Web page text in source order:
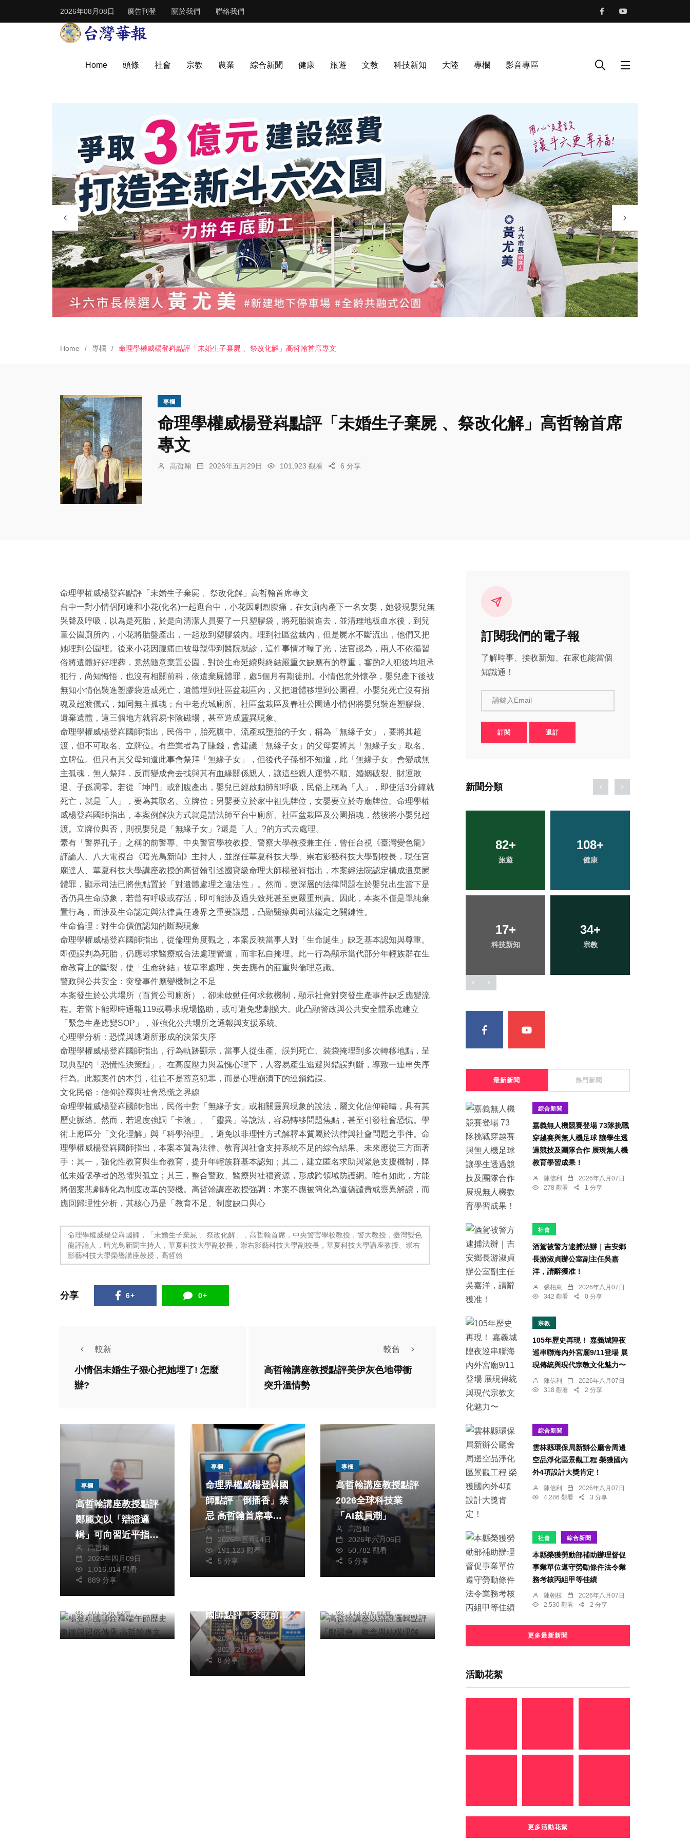
2026年08月08日 廣告刊登 關於我們 聯絡我們
Home 頭條 社會 宗教 農業 綜合新聞 健康 旅遊 文教 科技新知 大陸 專欄 影音專區
Home 專欄 命理學權威楊登嵙點評「未婚生子棄屍 、祭改化解」高哲翰首席專文
專欄
命理學權威楊登嵙點評「未婚生子棄屍 、祭改化解」高哲翰首席
專文
高哲翰 2026年五月29日 101,923 觀看 6 分享
命理學權威楊登嵙點評「未婚生子棄屍 、祭改化解」高哲翰首席專文
台中一對小情侶阿達和小花(化名)一起逛台中，小花因劇烈腹痛，在女廁內產下一名女嬰，她發現嬰兒無
哭聲及呼吸，以為是死胎，於是向清潔人員要了一只塑膠袋，將死胎裝進去，並清理地板血水後，到兒
童公園廁所內，小花將胎盤產出，一起放到塑膠袋內。埋到社區盆栽內，但是屍水不斷流出，他們又把
她埋到公園裡。後來小花因腹痛由被母親帶到醫院就診，這件事情才曝了光，法官認為，兩人不依循習
俗將遺體好好埋葬，竟然隨意棄置公園，對於生命延續與終結嚴重欠缺應有的尊重，審酌2人犯後均坦承
犯行，尚知悔悟，也沒有相關前科，依遺棄屍體罪，處5個月有期徒刑。小情侶意外懷孕，嬰兒產下後被
無知小情侶裝進塑膠袋造成死亡，遺體埋到社區盆栽區內，又把遺體移埋到公園裡。小嬰兒死亡沒有招
魂及超渡儀式，如同無主孤魂；台中老虎城廁所、社區盆栽區及春社公園遭小情侶將嬰兒裝進塑膠袋、
遺棄遺體，這三個地方就容易卡陰磁場，甚至造成靈異現象。
命理學權威楊登嵙國師指出，民俗中，胎死腹中、流產或墮胎的子女，稱為「無緣子女」，要將其超
渡，但不可取名、立牌位。有些業者為了賺錢，會建議「無緣子女」的父母要將其「無緣子女」取名、
立牌位。但只有其父母知道此事會祭拜「無緣子女」，但後代子孫都不知道，此「無緣子女」會變成無
主孤魂，無人祭拜，反而變成會去找與其有血緣關係親人，讓這些親人運勢不順、婚姻破裂、財運敗
退、子孫凋零。若從「坤門」或剖腹產出，嬰兒已經啟動肺部呼吸，民俗上稱為「人」，即使活3分鐘就
死亡，就是「人」，要為其取名、立牌位；男嬰要立於家中祖先牌位，女嬰要立於寺廟牌位。命理學權
威楊登嵙國師指出，本案例解決方式就是請法師至台中廁所、社區盆栽區及公園招魂，然後將小嬰兒超
渡。立牌位與否，則視嬰兒是「無緣子女」?還是「人」?的方式去處理。
素有「警界孔子」之稱的前警專、中央警官學校教授、警察大學教授兼主任，曾任台視《臺灣變色龍》
評論人、八大電視台《暗光鳥新聞》主持人，並歷任華夏科技大學、崇右影藝科技大學副校長，現任宮
廟達人、華夏科技大學講座教授的高哲翰引述國寶級命理大師楊登嵙指出，本案經法院認定構成遺棄屍
體罪，顯示司法已將焦點置於「對遺體處理之違法性」。然而，更深層的法律問題在於嬰兒出生當下是
否仍具生命跡象，若曾有呼吸或存活，即可能涉及過失致死甚至更嚴重刑責。因此，本案不僅是單純棄
置行為，而涉及生命認定與法律責任邊界之重要議題，凸顯醫療與司法鑑定之關鍵性。
生命倫理：對生命價值認知的斷裂現象
命理學權威楊登嵙國師指出，從倫理角度觀之，本案反映當事人對「生命誕生」缺乏基本認知與尊重。
即便誤判為死胎，仍應尋求醫療或合法處理管道，而非私自掩埋。此一行為顯示當代部分年輕族群在生
命教育上的斷裂，使「生命終結」被草率處理，失去應有的莊重與倫理意識。
警政與公共安全：突發事件應變機制之不足
本案發生於公共場所（百貨公司廁所），卻未啟動任何求救機制，顯示社會對突發生產事件缺乏應變流
程。若當下能即時通報119或尋求現場協助，或可避免悲劇擴大。此凸顯警政與公共安全體系應建立
「緊急生產應變SOP」，並強化公共場所之通報與支援系統。
心理學分析：恐慌與逃避所形成的決策失序
命理學權威楊登嵙國師指出，行為軌跡顯示，當事人從生產、誤判死亡、裝袋掩埋到多次轉移地點，呈
現典型的「恐慌性決策鏈」。在高度壓力與羞愧心理下，人容易產生逃避與錯誤判斷，導致一連串失序
行為。此類案件的本質，往往不是蓄意犯罪，而是心理崩潰下的連鎖錯誤。
文化民俗：信仰詮釋與社會恐慌之界線
命理學權威楊登嵙國師指出，民俗中對「無緣子女」或相關靈異現象的說法，屬文化信仰範疇，具有其
歷史脈絡。然而，若過度強調「卡陰」、「靈異」等說法，容易轉移問題焦點，甚至引發社會恐慌。學
術上應區分「文化理解」與「科學治理」，避免以非理性方式解釋本質屬於法律與社會問題之事件。命
理學權威楊登嵙國師指出，本案本質為法律、教育與社會支持系統不足的綜合結果。未來應從三方面著
手：其一，強化性教育與生命教育，提升年輕族群基本認知；其二，建立匿名求助與緊急支援機制，降
低未婚懷孕者的恐懼與孤立；其三，整合警政、醫療與社福資源，形成跨領域防護網。唯有如此，方能
將個案悲劇轉化為制度改革的契機。高哲翰講座教授強調：本案不應被簡化為道德譴責或靈異解讀，而
應回歸理性分析，其核心乃是「教育不足、制度缺口與心
命理學權威楊登嵙國師，「未婚生子棄屍 、祭改化解」，高哲翰首席，中央警官學校教授，警大教授，臺灣變色
龍評論人，暗光鳥新聞主持人，華夏科技大學副校長，崇右影藝科技大學副校長，華夏科技大學講座教授、崇右
影藝科技大學榮譽講座教授，高哲翰
分享 6+ 0+
較新
小情侶未婚生子狠心把她埋了! 怎麼
辦?
較舊
高哲翰講座教授點評美伊灰色地帶衝
突升溫情勢
專欄
高哲翰講座教授點評
鄭麗文以「辯證邏
輯」可向習近平指出
中華民國
高哲翰
2026年四月09日
1,016,814 觀看
889 分享
專欄
命理界權威楊登嵙國
師點評「倒插香」禁
忌 高哲翰首席專文
「倒插香」
高哲翰
2026年五月14日
191,123 觀看
5 分享
專欄
高哲翰講座教授點評
2026全球科技業
「AI裁員潮」
高哲翰
2026年六月06日
50,782 觀看
5 分享
專欄
楊登嵙國師銓釋端午
節歷史象徵與習俗傳
承 高哲翰專文
101,636 觀看
5 分享
專欄
國師點評「求財前先
向武財神補財庫」
高哲翰
2026年四月29日
302,723 觀看
8 分享
專欄
高哲翰講座以辯證邏
輯點評「鄭習會」概
念與結構理解
113,476 觀看
6 分享
訂閱我們的電子報
了解時事、接收新知、在家也能當個
知識通！
請鍵入Email
訂閱 退訂
新聞分類
59+
專欄
364+
綜合新聞
119 +
文教
37+
農業
202+
社會
82+
旅遊
108+
健康
17+
科技新知
34+
宗教
26+
頭條
59+
專欄
1+
大陸
364+
綜合新聞
最新新聞 熱門新聞
綜合新聞
嘉義無人機競賽登場 73隊挑戰
穿越賽與無人機足球 讓學生透
過競技及團隊合作 展現無人機
教育學習成果！
陳信利
2026年八月07日
278 觀看
1 分享
社會
酒駕被警方逮捕法辦｜吉安鄉
長游淑貞辦公室副主任吳嘉
洋，請辭獲准！
張柏東
2026年八月07日
342 觀看
0 分享
宗教
105年歷史再現！ 嘉義城隍夜
巡串聯海內外宮廟9/11登場 展
現傳統與現代宗教文化魅力〜
陳信利
2026年八月07日
318 觀看
2 分享
綜合新聞
雲林縣環保局新辦公廳舍周邊
空品淨化區景觀工程 榮獲國內
外4項設計大獎肯定！
陳信利
2026年八月07日
4,286 觀看
3 分享
社會 綜合新聞
本縣榮獲勞動部補助辦理督促
事業單位遵守勞動條件法令業
務考核丙組甲等佳績
陳朝枝
2026年八月07日
2,530 觀看
2 分享
更多最新新聞
活動花絮
更多活動花絮